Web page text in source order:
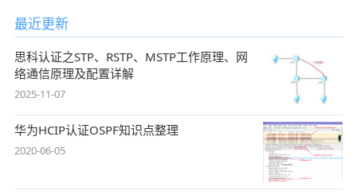
最近更新
思科认证之STP、RSTP、MSTP工作原理、网
络通信原理及配置详解
2025-11-07
华为HCIP认证OSPF知识点整理
2020-06-05